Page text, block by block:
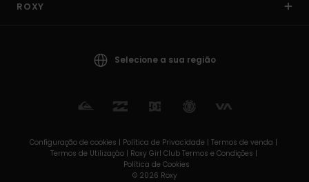
ROXY
Selecione a sua região
Configuração de cookies | Política de Privacidade | Termos de venda |
Termos de Utilizaçâo | Roxy Girl Club Termos e Condições |
Política de Cookies
© 2026 Roxy